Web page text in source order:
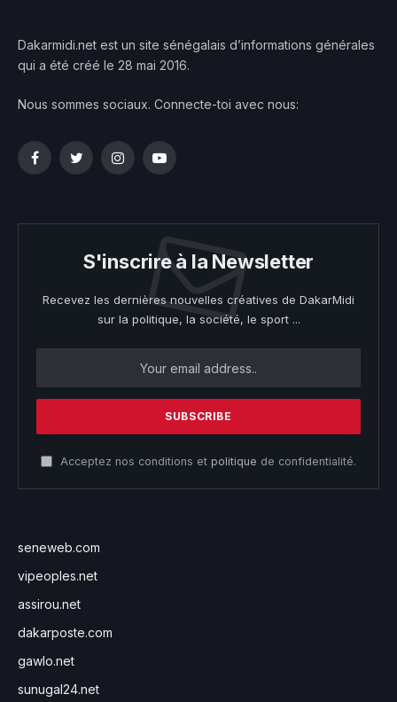
Dakarmidi.net est un site sénégalais d’informations générales
qui a été créé le 28 mai 2016.
Nous sommes sociaux. Connecte-toi avec nous:
FacebookTwitterInstagramYouTube
S'inscrire à la Newsletter
Recevez les dernières nouvelles créatives de DakarMidi
sur la politique, la société, le sport ...
Acceptez nos conditions et politique de confidentialité.
seneweb.com
vipeoples.net
assirou.net
dakarposte.com
gawlo.net
sunugal24.net